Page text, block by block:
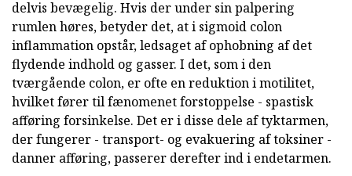
delvis bevægelig. Hvis der under sin palpering
rumlen høres, betyder det, at i sigmoid colon
inflammation opstår, ledsaget af ophobning af det
flydende indhold og gasser. I det, som i den
tværgående colon, er ofte en reduktion i motilitet,
hvilket fører til fænomenet forstoppelse - spastisk
afføring forsinkelse. Det er i disse dele af tyktarmen,
der fungerer - transport- og evakuering af toksiner -
danner afføring, passerer derefter ind i endetarmen.